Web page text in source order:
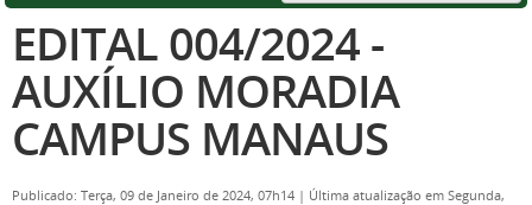
EDITAL 004/2024 -
AUXÍLIO MORADIA
CAMPUS MANAUS
Publicado: Terça, 09 de Janeiro de 2024, 07h14 | Última atualização em Segunda,